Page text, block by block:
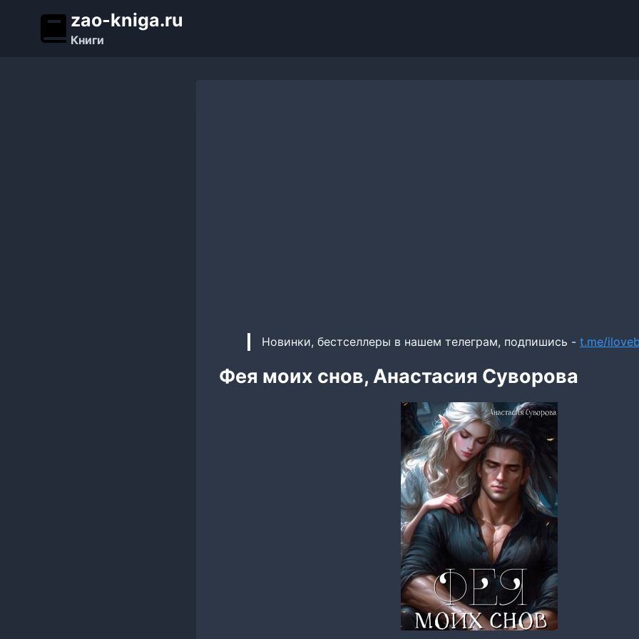
содержимому
zao-kniga.ru
Книги
Новинки, бестселлеры в нашем телеграм, подпишись - t.me/
Фея моих снов, Анастасия Суворова